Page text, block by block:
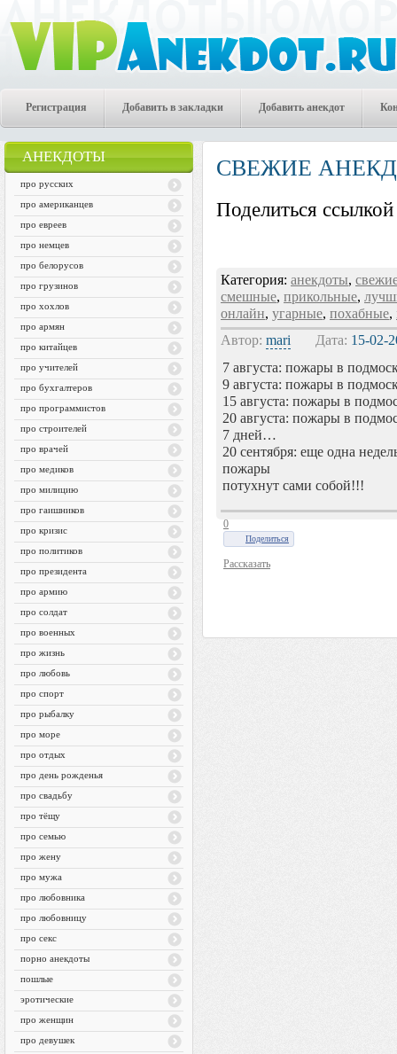
Регистрация Добавить в закладки Добавить анекдот
АНЕКДОТЫ
про русских
про американцев
про евреев
про немцев
про белорусов
про грузинов
про хохлов
про армян
про китайцев
про учителей
про бухгалтеров
про программистов
про строителей
про врачей
про медиков
про милицию
про гаишников
про кризис
про политиков
про президента
про армию
про солдат
про военных
про жизнь
про любовь
про спорт
про рыбалку
про море
про отдых
про день рожденья
про свадьбу
про тёщу
про семью
про жену
про мужа
про любовника
про любовницу
про секс
порно анекдоты
пошлые
эротические
про женщин
про девушек
СВЕЖИЕ
Поделиться ссылкой
Категория: анекдоты,
смешные, прикольные,
онлайн, угарные, похабные,
Автор: mari Дата: 15-02-
7 августа: пожары в
9 августа: пожары в
15 августа: пожары в
20 августа: пожары в
7 дней…
20 сентября: еще одна
пожары
потухнут сами собой!!!
0
Поделиться
Рассказать